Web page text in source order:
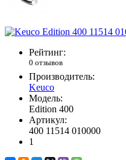
Рейтинг:
0 отзывов
Производитель:
Keuco
Модель:
Edition 400
Артикул:
400 11514 010000
1